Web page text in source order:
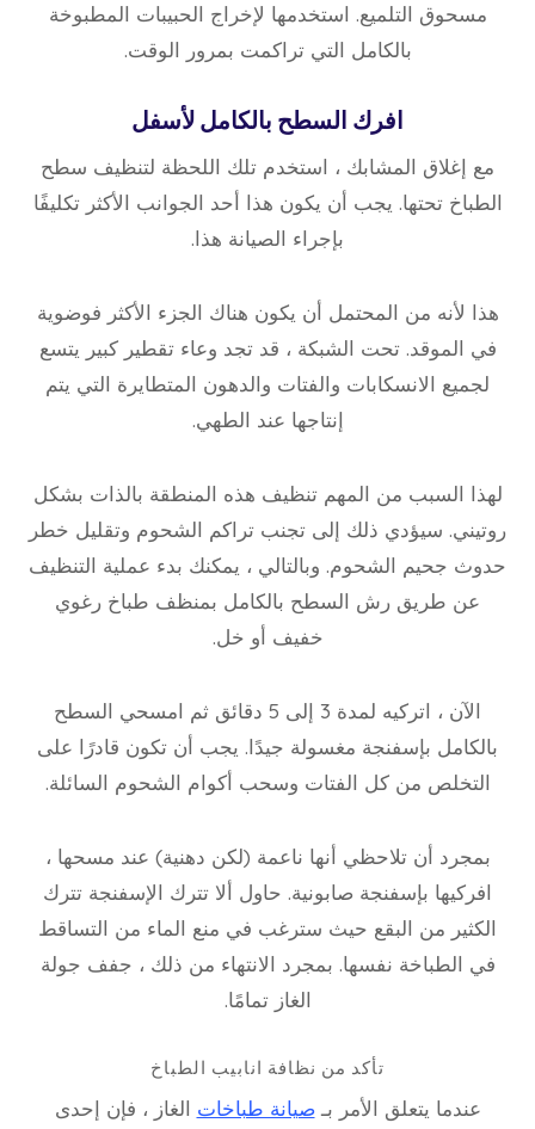
مسحوق التلميع. استخدمها لإخراج الحبيبات المطبوخة
بالكامل التي تراكمت بمرور الوقت.
افرك السطح بالكامل لأسفل
مع إغلاق المشابك ، استخدم تلك اللحظة لتنظيف سطح
الطباخ تحتها. يجب أن يكون هذا أحد الجوانب الأكثر تكليفًا
بإجراء الصيانة هذا.
هذا لأنه من المحتمل أن يكون هناك الجزء الأكثر فوضوية
في الموقد. تحت الشبكة ، قد تجد وعاء تقطير كبير يتسع
لجميع الانسكابات والفتات والدهون المتطايرة التي يتم
إنتاجها عند الطهي.
لهذا السبب من المهم تنظيف هذه المنطقة بالذات بشكل
روتيني. سيؤدي ذلك إلى تجنب تراكم الشحوم وتقليل خطر
حدوث جحيم الشحوم. وبالتالي ، يمكنك بدء عملية التنظيف
عن طريق رش السطح بالكامل بمنظف طباخ رغوي
خفيف أو خل.
الآن ، اتركيه لمدة 3 إلى 5 دقائق ثم امسحي السطح
بالكامل بإسفنجة مغسولة جيدًا. يجب أن تكون قادرًا على
التخلص من كل الفتات وسحب أكوام الشحوم السائلة.
بمجرد أن تلاحظي أنها ناعمة (لكن دهنية) عند مسحها ،
افركيها بإسفنجة صابونية. حاول ألا تترك الإسفنجة تترك
الكثير من البقع حيث سترغب في منع الماء من التساقط
في الطباخة نفسها. بمجرد الانتهاء من ذلك ، جفف جولة
الغاز تمامًا.
تأكد من نظافة انابيب الطباخ
عندما يتعلق الأمر بـصيانة طباخات الغاز ، فإن إحدى